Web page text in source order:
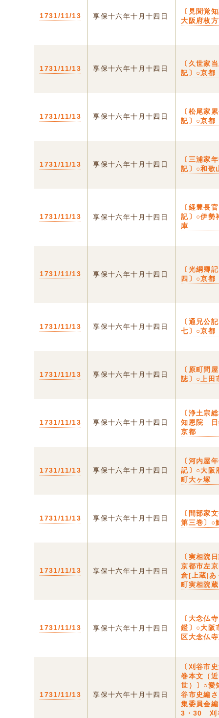
1731/11/13 享保十六年十月十四日
〔見聞覚
大阪府枚
1731/11/13 享保十六年十月十四日
〔久世家
記〕○京都
1731/11/13 享保十六年十月十四日
〔松尾家
記〕○京都
1731/11/13 享保十六年十月十四日
〔三浦家
記〕○和
1731/11/13 享保十六年十月十四日
〔経豊長
記〕○伊勢
庫
1731/11/13 享保十六年十月十四日
〔光綱
四〕○京都
1731/11/13 享保十六年十月十四日
〔通兄
七〕○京都
1731/11/13 享保十六年十月十四日
〔原町問
誌〕○上田
1731/11/13 享保十六年十月十四日
〔浄土宗
知恩院 日
京都
1731/11/13 享保十六年十月十四日
〔河内屋
記〕○大阪
町大ヶ塚
1731/11/13 享保十六年十月十四日
〔間部家
第三巻〕○
1731/11/13 享保十六年十月十四日
〔実相院
京都市左
倉[上蔵|あ
町実相院蔵
1731/11/13 享保十六年十月十四日
〔大念仏
鑑〕○大阪
区大念仏
1731/11/13 享保十六年十月十四日
〔刈谷市
巻本文（近
世）〕○愛
谷市史編
集委員会
3・30 刈